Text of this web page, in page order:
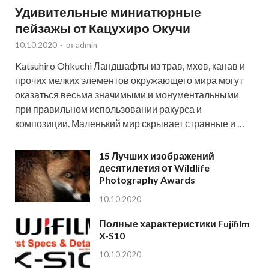
Удивительные миниатюрные
пейзажы от Кацухиро Окучи
10.10.2020 - от admin
Katsuhiro Ohkuchi Ландшафты из трав, мхов, канав и
прочих мелких элементов окружающего мира могут
оказаться весьма значимыми и монументальными
при правильном использовании ракурса и
композиции. Маленький мир скрывает странные и …
15 Лучших изображений
десятилетия от Wildlife
Photography Awards
10.10.2020
Полные характеристики Fujifilm
X-S10
10.10.2020